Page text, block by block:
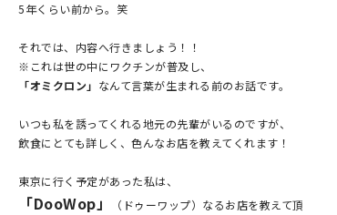
5年くらい前から。笑
それでは、内容へ行きましょう！！
※これは世の中にワクチンが普及し、
「オミクロン」 なんて言葉が生まれる前のお話です。
いつも私を誘ってくれる地元の先輩がいるのですが、
飲食にとても詳しく、色んなお店を教えてくれます！
東京に行く予定があった私は、
「DooWop」
（ドゥーワップ）なるお店を教えて頂